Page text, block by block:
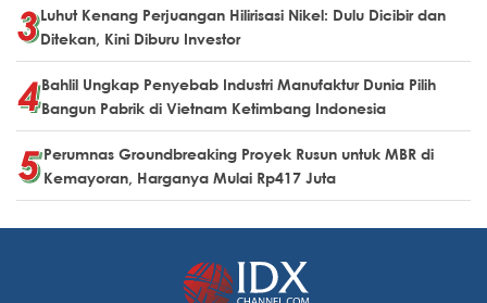
Luhut Kenang Perjuangan Hilirisasi Nikel: Dulu Dicibir dan
Ditekan, Kini Diburu Investor
Bahlil Ungkap Penyebab Industri Manufaktur Dunia Pilih
Bangun Pabrik di Vietnam Ketimbang Indonesia
Perumnas Groundbreaking Proyek Rusun untuk MBR di
Kemayoran, Harganya Mulai Rp417 Juta